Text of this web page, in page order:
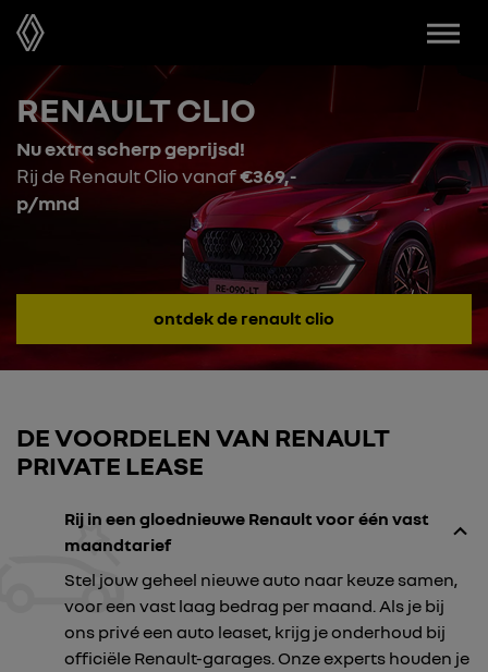
RENAULT CLIO
Nu extra scherp geprijsd!
Rij de Renault Clio vanaf€369,-
p/mnd
ontdek de renault clio
DE VOORDELEN VAN RENAULT
PRIVATE LEASE
Rij in een gloednieuwe Renault voor één vast
maandtarief
Stel jouw geheel nieuwe auto naar keuze samen,
voor een vast laag bedrag per maand. Als je bij
ons privé een auto leaset, krijg je onderhoud bij
officiële Renault-garages. Onze experts houden je